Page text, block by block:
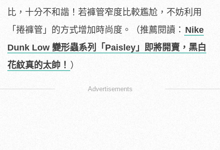
比，十分不和諧！若褲管窄度比較尷尬，不妨利用
「捲褲管」的方式增加時尚度。（推薦閱讀： Nike
Dunk Low 變形蟲系列「Paisley」即將開賣，黑白
花紋真的太帥！ ）
Advertisements